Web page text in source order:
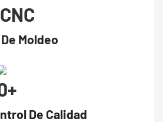
Moldeo
De Calidad